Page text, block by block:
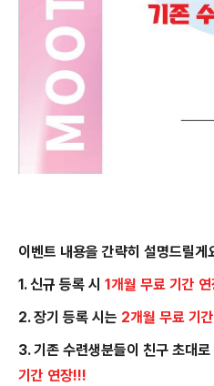
이벤트 내용을 간략히 설명드릴게
1. 신규 등록 시 1개월 무료 기간
2. 장기 등록 시는 2개월 무료 기
3. 기존 수련생분들이 친구 초대
기간 연장!!!